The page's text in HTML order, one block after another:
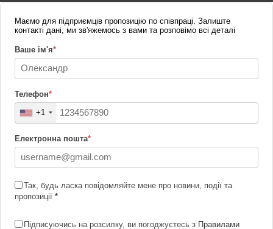
Маємо для підприємців пропозицію по співпраці. Залиште
контакті дані, ми зв'яжемось з вами та розповімо всі деталі
Ваше ім'я*
Телефон*
+1
Електронна пошта*
Так, будь ласка повідомляйте мене про новини, події та
пропозиції *
Підписуючись на розсилку, ви погоджуєтесь з Правилами